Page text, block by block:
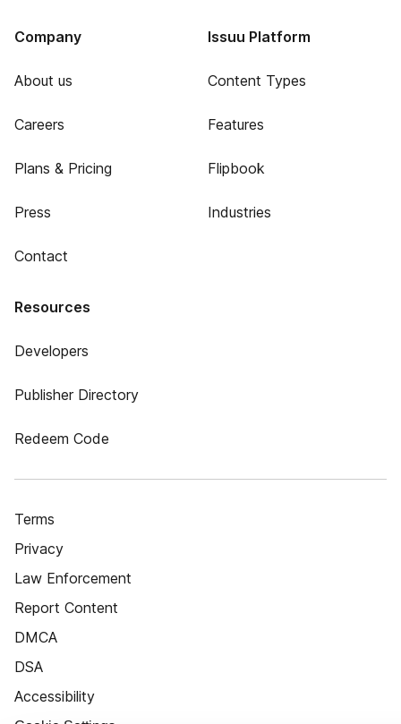
Company
About us
Careers
Plans & Pricing
Press
Contact
Issuu Platform
Content Types
Features
Flipbook
Industries
Resources
Developers
Publisher Directory
Redeem Code
Terms
Privacy
Law Enforcement
Report Content
DMCA
DSA
Accessibility